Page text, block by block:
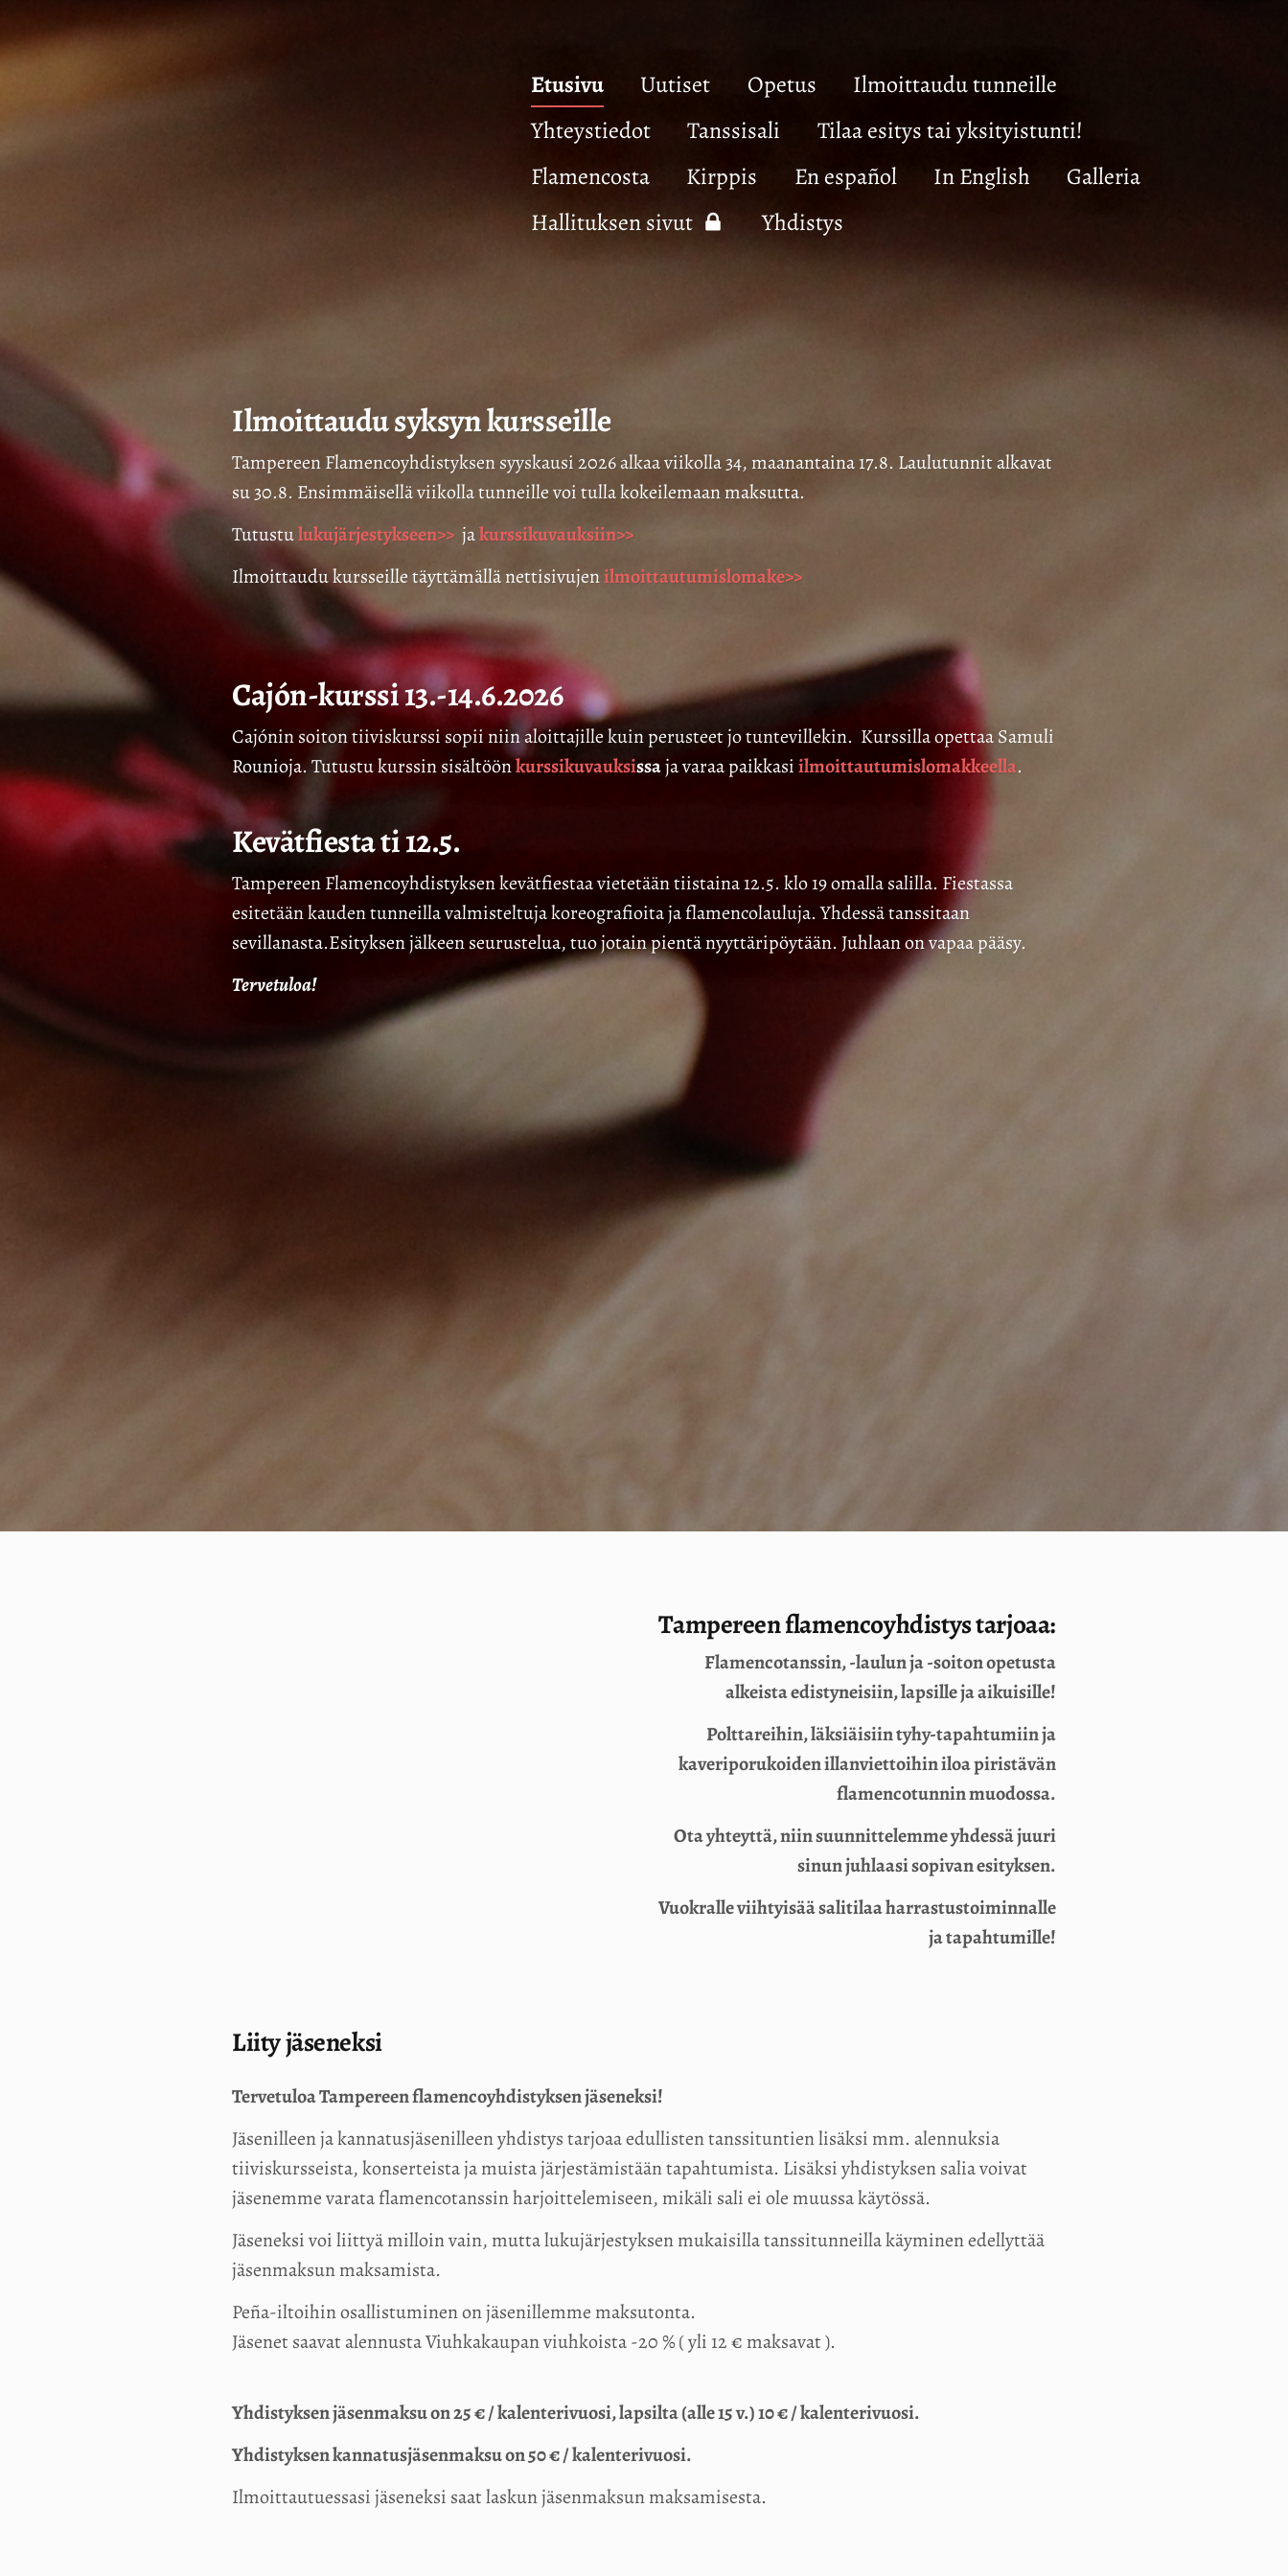
sivun
Etusivu Uutiset Opetus
Ilmoittaudu tunneille
Yhteystiedot
Tanssisali
Tilaa esitys tai yksityistunti!
Flamencosta
Kirppis En español In English
Galleria
Hallituksen sivut
Yhdistys
Ilmoittaudu syksyn kursseille
Tampereen Flamencoyhdistyksen syyskausi 2026 alkaa viikolla 34, maanantaina 17.8. Laulutunnit alkavat
su 30.8. Ensimmäisellä viikolla tunneille voi tulla kokeilemaan maksutta.
Tutustulukujärjestykseen>> jakurssikuvauksiin>>
Ilmoittaudu kursseille täyttämällä nettisivujenilmoittautumislomake>>
Cajón-kurssi 13.-14.6.2026
Cajónin soiton tiiviskurssi sopii niin aloittajille kuin perusteet jo tuntevillekin. Kurssilla opettaa Samuli
Rounioja. Tutustu kurssin sisältöönkurssikuvauksissaja varaa paikkasiilmoittautumislomakkeella.
Kevätfiesta ti 12.5.
Tampereen Flamencoyhdistyksen kevätfiestaa vietetään tiistaina 12.5. klo 19 omalla salilla. Fiestassa
esitetään kauden tunneilla valmisteltuja koreografioita ja flamencolauluja. Yhdessä tanssitaan
sevillanasta.Esityksen jälkeen seurustelua, tuo jotain pientä nyyttäripöytään. Juhlaan on vapaa pääsy.
Tervetuloa!
Tampereen flamencoyhdistys tarjoaa:
Flamencotanssin, -laulun ja -soiton opetusta
alkeista edistyneisiin, lapsille ja aikuisille!
Polttareihin, läksiäisiin tyhy-tapahtumiin ja
kaveriporukoiden illanviettoihin iloa piristävän
flamencotunnin muodossa.
Ota yhteyttä, niin suunnittelemme yhdessä juuri
sinun juhlaasi sopivan esityksen.
Vuokralle viihtyisää salitilaa harrastustoiminnalle
ja tapahtumille!
Liity jäseneksi
Tervetuloa Tampereen flamencoyhdistyksen jäseneksi!
Jäsenilleen ja kannatusjäsenilleen yhdistys tarjoaa edullisten tanssituntien lisäksi mm. alennuksia
tiiviskursseista, konserteista ja muista järjestämistään tapahtumista. Lisäksi yhdistyksen salia voivat
jäsenemme varata flamencotanssin harjoittelemiseen, mikäli sali ei ole muussa käytössä.
Jäseneksi voi liittyä milloin vain, mutta lukujärjestyksen mukaisilla tanssitunneilla käyminen edellyttää
jäsenmaksun maksamista.
Peña-iltoihin osallistuminen on jäsenillemme maksutonta.
Jäsenet saavat alennusta Viuhkakaupan viuhkoista -20 % ( yli 12 € maksavat ).
Yhdistyksen jäsenmaksu on 25 € / kalenterivuosi, lapsilta (alle 15 v.) 10 € / kalenterivuosi.
Yhdistyksen kannatusjäsenmaksu on 50 € / kalenterivuosi.
Ilmoittautuessasi jäseneksi saat laskun jäsenmaksun maksamisesta.